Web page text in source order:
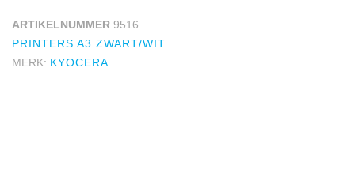
ARTIKELNUMMER 9516
PRINTERS A3 ZWART/WIT
MERK: KYOCERA